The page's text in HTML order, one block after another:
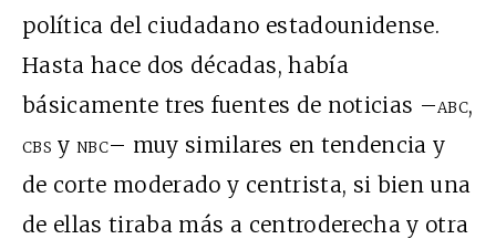
política del ciudadano estadounidense.
Hasta hace dos décadas, había
básicamente tres fuentes de noticias –abc,
cbs ynbc– muy similares en tendencia y
de corte moderado y centrista, si bien una
de ellas tiraba más a centroderecha y otra